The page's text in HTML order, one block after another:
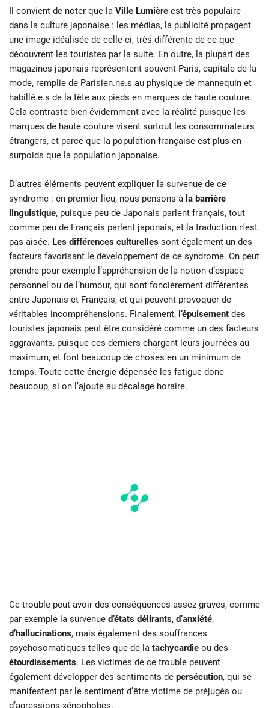
Il convient de noter que la Ville Lumière est très populaire
dans la culture japonaise : les médias, la publicité propagent
une image idéalisée de celle-ci, très différente de ce que
découvrent les touristes par la suite. En outre, la plupart des
magazines japonais représentent souvent Paris, capitale de la
mode, remplie de Parisien.ne.s au physique de mannequin et
habillé.e.s de la tête aux pieds en marques de haute couture.
Cela contraste bien évidemment avec la réalité puisque les
marques de haute couture visent surtout les consommateurs
étrangers, et parce que la population française est plus en
surpoids que la population japonaise.
D’autres éléments peuvent expliquer la survenue de ce
syndrome : en premier lieu, nous pensons à la barrière
linguistique, puisque peu de Japonais parlent français, tout
comme peu de Français parlent japonais, et la traduction n’est
pas aisée. Les différences culturelles sont également un des
facteurs favorisant le développement de ce syndrome. On peut
prendre pour exemple l’appréhension de la notion d’espace
personnel ou de l’humour, qui sont foncièrement différentes
entre Japonais et Français, et qui peuvent provoquer de
véritables incompréhensions. Finalement, l’épuisement des
touristes japonais peut être considéré comme un des facteurs
aggravants, puisque ces derniers chargent leurs journées au
maximum, et font beaucoup de choses en un minimum de
temps. Toute cette énergie dépensée les fatigue donc
beaucoup, si on l’ajoute au décalage horaire.
Ce trouble peut avoir des conséquences assez graves, comme
par exemple la survenue d’états délirants, d’anxiété,
d’hallucinations, mais également des souffrances
psychosomatiques telles que de la tachycardie ou des
étourdissements. Les victimes de ce trouble peuvent
également développer des sentiments de persécution, qui se
manifestent par le sentiment d’être victime de préjugés ou
d’agressions xénophobes.